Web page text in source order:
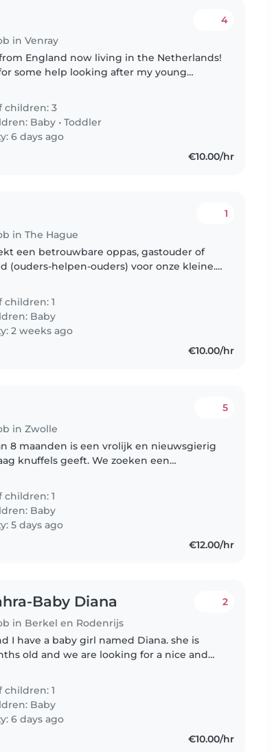
in Venray
4
from England now living in the Netherlands!
some help looking after my young
children: 3
Baby •Toddler
6 days ago
€10.00/hr
in The Hague
1
een betrouwbare oppas, gastouder of
(ouders-helpen-ouders) voor onze kleine.
die graag speelt!..
children: 1
Baby
2 weeks ago
€10.00/hr
in Zwolle
5
8 maanden is een vrolijk en nieuwsgierig
knuffels geeft. We zoeken een
comfortabel..
children: 1
Baby
5 days ago
€12.00/hr
Baby Diana
in Berkel en Rodenrijs
2
I have a baby girl named Diana. she is
old and we are looking for a nice and
children: 1
Baby
6 days ago
€10.00/hr